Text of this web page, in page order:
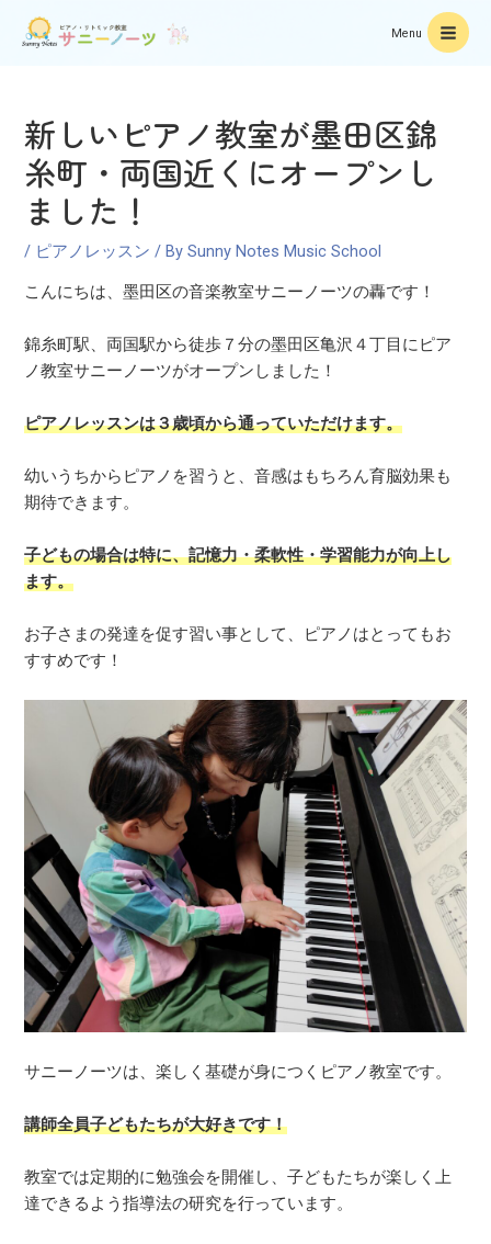
Menu
新しいピアノ教室が墨田区錦
糸町・両国近くにオープンし
ました！
/ ピアノレッスン / BySunny Notes Music School
こんにちは、墨田区の音楽教室サニーノーツの轟です！
錦糸町駅、両国駅から徒歩７分の墨田区亀沢４丁目にピア
ノ教室サニーノーツがオープンしました！
ピアノレッスンは３歳頃から通っていただけます。
幼いうちからピアノを習うと、音感はもちろん育脳効果も
期待できます。
子どもの場合は特に、記憶力・柔軟性・学習能力が向上し
ます。
お子さまの発達を促す習い事として、ピアノはとってもお
すすめです！
サニーノーツは、楽しく基礎が身につくピアノ教室です。
講師全員子どもたちが大好きです！
教室では定期的に勉強会を開催し、子どもたちが楽しく上
達できるよう指導法の研究を行っています。